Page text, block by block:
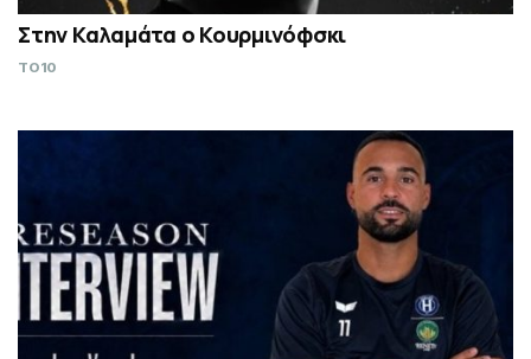
Στην Καλαμάτα ο Κουρμινόφσκι
TO10